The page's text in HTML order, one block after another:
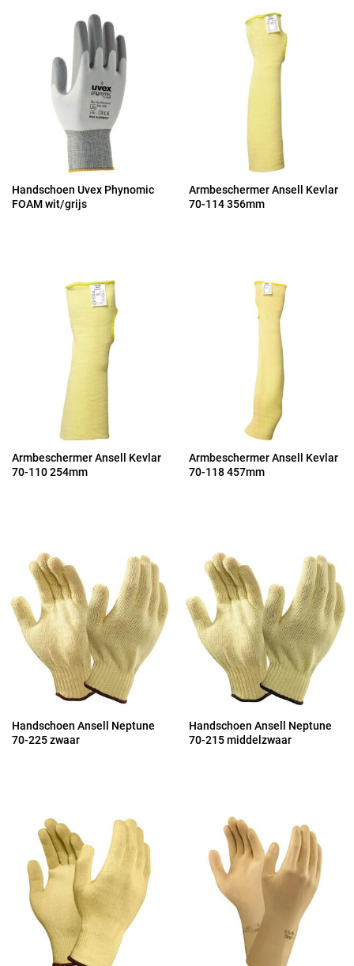
Handschoen Uvex Phynomic
FOAM wit/grijs
Armbeschermer Ansell Kevlar
70-114 356mm
Armbeschermer Ansell Kevlar
70-110 254mm
Armbeschermer Ansell Kevlar
70-118 457mm
Handschoen Ansell Neptune
70-225 zwaar
Handschoen Ansell Neptune
70-215 middelzwaar